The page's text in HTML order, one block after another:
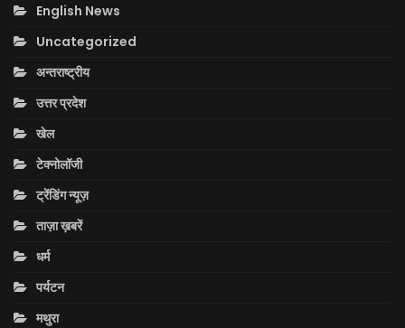
English News
Uncategorized
अन्तराष्ट्रीय
उत्तर प्रदेश
खेल
टेक्नोलॉजी
ट्रेंडिंग न्यूज़
ताज़ा ख़बरें
धर्म
पर्यटन
मथुरा